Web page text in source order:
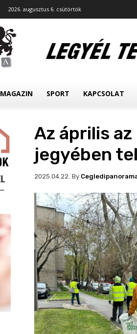
2026. augusztus 6. csütörtök
MAGAZIN SPORT KAPCSOLAT
Az április
jegyében
2025.04.22. By